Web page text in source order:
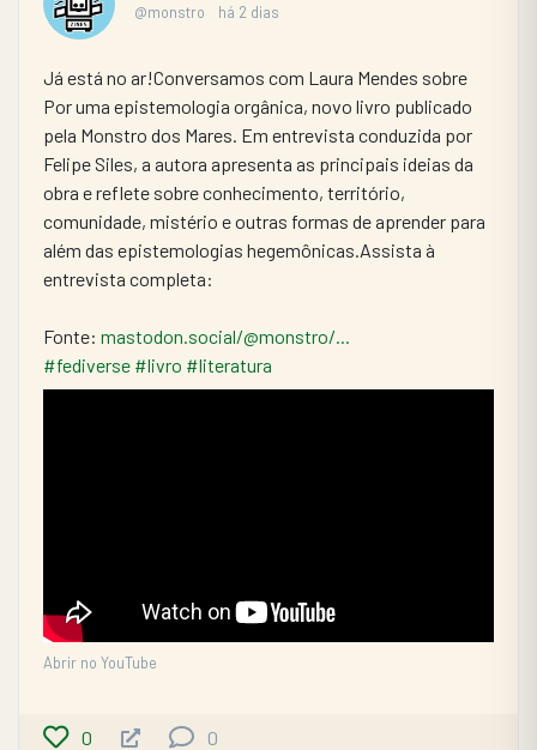
@monstro há 2 dias
Já está no ar!Conversamos com Laura Mendes sobre
Por uma epistemologia orgânica, novo livro publicado
pela Monstro dos Mares. Em entrevista conduzida por
Felipe Siles, a autora apresenta as principais ideias da
obra e reflete sobre conhecimento, território,
comunidade, mistério e outras formas de aprender para
além das epistemologias hegemônicas.Assista à
entrevista completa:
Fonte: mastodon.social/@monstro/...
#fediverse #livro #literatura
Abrir no YouTube
0 0